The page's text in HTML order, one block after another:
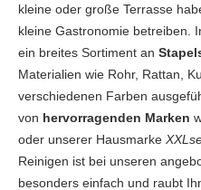
kleine oder große Terrasse
kleine Gastronomie betreiben.
ein breites Sortiment an
Materialien wie Rohr, Rattan,
verschiedenen Farben
von hervorragenden Marken
oder unserer Hausmarke
Reinigen ist bei unseren
besonders einfach und raubt